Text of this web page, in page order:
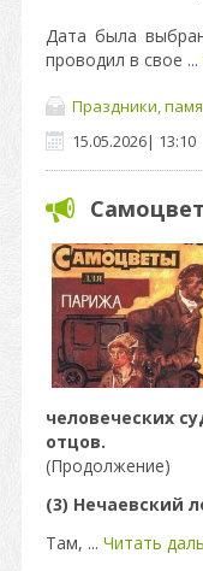
Дата была
проводил в свое ...
Праздники,
15.05.2026| 13:10
человеческих
отцов.
(Продолжение)​​​​​​​
(3) Нечаевский
Там, ... Читать